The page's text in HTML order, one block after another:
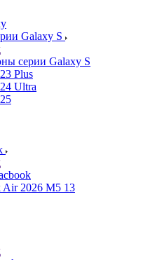
Galaxy S
серии Galaxy S
Plus
Ultra
Air 2026 M5 13